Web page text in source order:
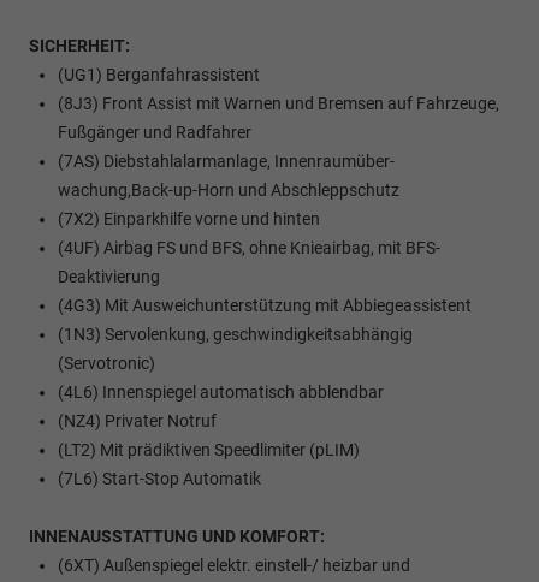
SICHERHEIT:
(UG1) Berganfahrassistent
(8J3) Front Assist mit Warnen und Bremsen auf Fahrzeuge,
Fußgänger und Radfahrer
(7AS) Diebstahlalarmanlage, Innenraumüber-
wachung,Back-up-Horn und Abschleppschutz
(7X2) Einparkhilfe vorne und hinten
(4UF) Airbag FS und BFS, ohne Knieairbag, mit BFS-
Deaktivierung
(4G3) Mit Ausweichunterstützung mit Abbiegeassistent
(1N3) Servolenkung, geschwindigkeitsabhängig
(Servotronic)
(4L6) Innenspiegel automatisch abblendbar
(NZ4) Privater Notruf
(LT2) Mit prädiktiven Speedlimiter (pLIM)
(7L6) Start-Stop Automatik
INNENAUSSTATTUNG UND KOMFORT:
(6XT) Außenspiegel elektr. einstell-/ heizbar und